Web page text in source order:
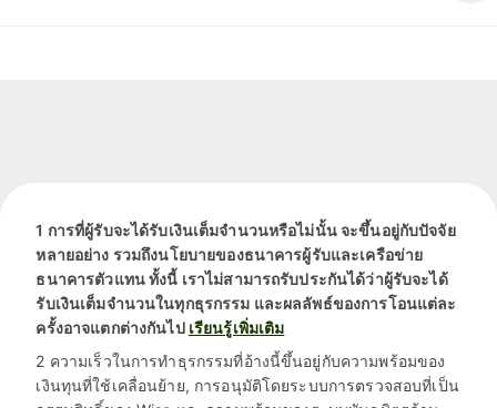
1 การที่ผู้รับจะได้รับเงินเต็มจำนวนหรือไม่นั้น จะขึ้นอยู่กับปัจจัย
หลายอย่าง รวมถึงนโยบายของธนาคารผู้รับและเครือข่าย
ธนาคารตัวแทน ทั้งนี้ เราไม่สามารถรับประกันได้ว่าผู้รับจะได้
รับเงินเต็มจำนวนในทุกธุรกรรม และผลลัพธ์ของการโอนแต่ละ
ครั้งอาจแตกต่างกันไป เรียนรู้เพิ่มเติม
2 ความเร็วในการทำธุรกรรมที่อ้างนี้ขึ้นอยู่กับความพร้อมของ
เงินทุนที่ใช้เคลื่อนย้าย, การอนุมัติโดยระบบการตรวจสอบที่เป็น